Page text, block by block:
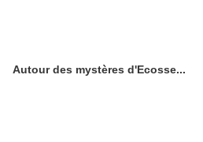
Autour des mystères d'Ecosse...